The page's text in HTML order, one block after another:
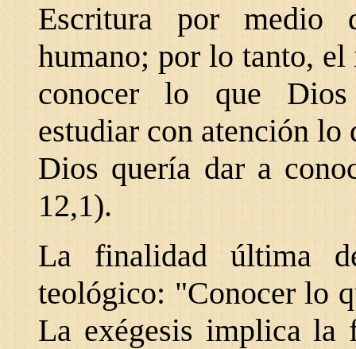
Escritura por medio
humano; por lo tanto,
conocer lo que Dios
estudiar con atención lo
Dios quería dar a
12,1).
La finalidad última
teológico: "Conocer lo
La exégesis implica la